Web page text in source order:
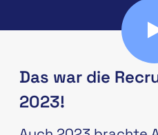
Das war die
2023!